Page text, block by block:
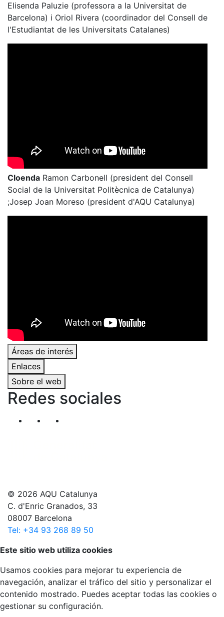
Elisenda Paluzie (professora a la Universitat de
Barcelona) i Oriol Rivera (coordinador del Consell de
l'Estudiantat de les Universitats Catalanes)
Cloenda Ramon Carbonell (president del Consell
Social de la Universitat Politècnica de Catalunya)
;Josep Joan Moreso (president d'AQU Catalunya)
Áreas de interés
Enlaces
Sobre el web
Redes sociales
Segueix-nos al nostre canal de Twitter
© 2026 AQU Catalunya
C. d'Enric Granados, 33
08007 Barcelona
Tel: +34 93 268 89 50
Volver arriba
Este sitio web utiliza cookies
Usamos cookies para mejorar tu experiencia de
navegación, analizar el tráfico del sitio y personalizar el
contenido mostrado. Puedes aceptar todas las cookies o
gestionar su configuración.